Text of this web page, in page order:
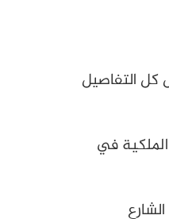
كل التفاصيل
في